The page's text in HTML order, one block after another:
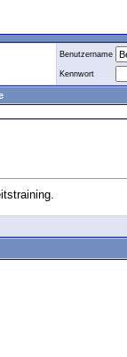
Benutzername
Kennwort